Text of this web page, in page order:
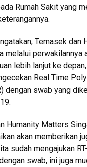
Rumah Sakit yang
Temasek dan
melalui perwakilannya
lebih lanjut ke
Real Time
dengan swab yang
Humanity Matters
akan memberikan
sudah mengajukan
swab, ini juga